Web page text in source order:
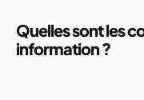
Quelles sont les
information ?